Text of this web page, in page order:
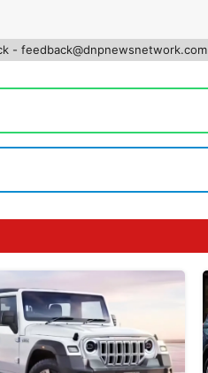
- feedback@dnpnewsnetwork.com